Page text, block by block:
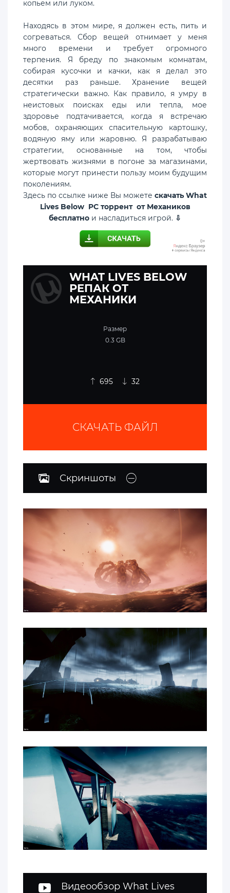
копьем или луком.
Находясь в этом мире, я должен есть, пить и
согреваться. Сбор вещей отнимает у меня
много времени и требует огромного
терпения. Я бреду по знакомым комнатам,
собирая кусочки и качки, как я делал это
десятки раз раньше. Хранение вещей
стратегически важно. Как правило, я умру в
неистовых поисках еды или тепла, мое
здоровье подтачивается, когда я встречаю
мобов, охраняющих спасительную картошку,
водяную яму или жаровню. Я разрабатываю
стратегии, основанные на том, чтобы
жертвовать жизнями в погоне за магазинами,
которые могут принести пользу моим будущим
поколениям.
Здесь по ссылке ниже Вы можете скачать What
Lives Below PC торрент от Механиков
бесплатно и насладиться игрой. ⇩
WHAT LIVES BELOW
РЕПАК ОТ
МЕХАНИКИ
Размер
0.3 GB
695 32
СКАЧАТЬ ФАЙЛ
Скриншоты
Видеообзор What Lives